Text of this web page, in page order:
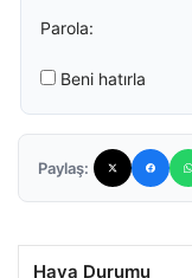
Parola:
Beni hatırla
Paylaş:
Hava Durumu